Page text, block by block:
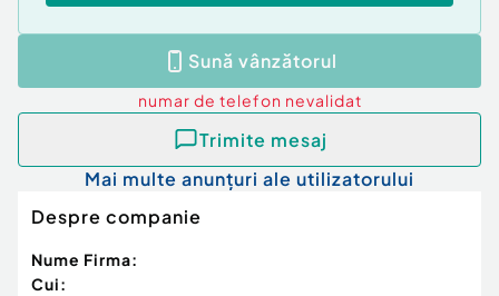
Sună vânzătorul
numar de telefon nevalidat
Trimite mesaj
Mai multe anunțuri ale utilizatorului
Despre companie
Nume Firma:
Cui: